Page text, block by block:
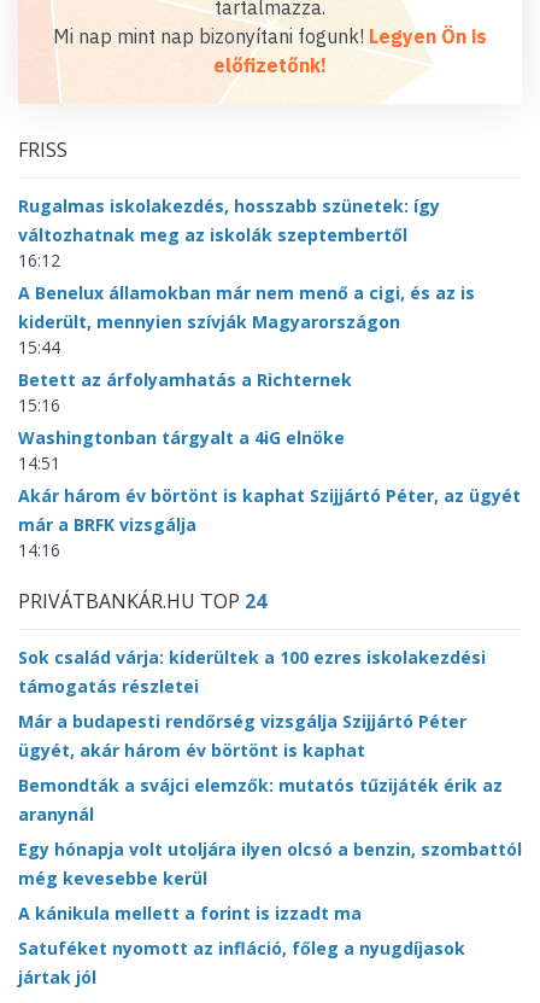
tartalmazza.
Mi nap mint nap bizonyítani fogunk! Legyen Ön is
előfizetőnk!
FRISS
Rugalmas iskolakezdés, hosszabb szünetek: így
változhatnak meg az iskolák szeptembertől
16:12
A Benelux államokban már nem menő a cigi, és az is
kiderült, mennyien szívják Magyarországon
15:44
Betett az árfolyamhatás a Richternek
15:16
Washingtonban tárgyalt a 4iG elnöke
14:51
Akár három év börtönt is kaphat Szijjártó Péter, az ügyét
már a BRFK vizsgálja
14:16
PRIVÁTBANKÁR.HU TOP 24
Sok család várja: kiderültek a 100 ezres iskolakezdési
támogatás részletei
Már a budapesti rendőrség vizsgálja Szijjártó Péter
ügyét, akár három év börtönt is kaphat
Bemondták a svájci elemzők: mutatós tűzijáték érik az
aranynál
Egy hónapja volt utoljára ilyen olcsó a benzin, szombattól
még kevesebbe kerül
A kánikula mellett a forint is izzadt ma
Satuféket nyomott az infláció, főleg a nyugdíjasok
jártak jól